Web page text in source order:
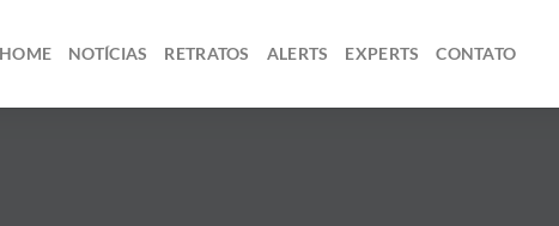
HOME NOTÍCIAS RETRATOS ALERTS EXPERTS CONTATO